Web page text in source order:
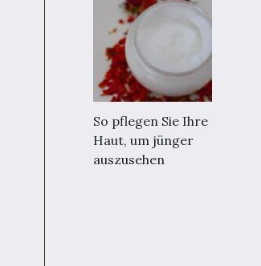
So pflegen Sie Ihre
Haut, um jünger
auszusehen